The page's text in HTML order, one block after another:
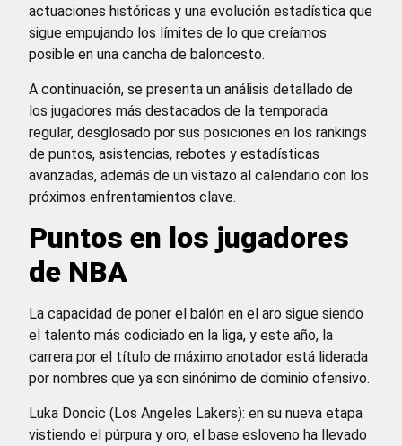
actuaciones históricas y una evolución estadística que
sigue empujando los límites de lo que creíamos
posible en una cancha de baloncesto.
A continuación, se presenta un análisis detallado de
los jugadores más destacados de la temporada
regular, desglosado por sus posiciones en los rankings
de puntos, asistencias, rebotes y estadísticas
avanzadas, además de un vistazo al calendario con los
próximos enfrentamientos clave.
Puntos en los jugadores
de NBA
La capacidad de poner el balón en el aro sigue siendo
el talento más codiciado en la liga, y este año, la
carrera por el título de máximo anotador está liderada
por nombres que ya son sinónimo de dominio ofensivo.
Luka Doncic (Los Angeles Lakers): en su nueva etapa
vistiendo el púrpura y oro, el base esloveno ha llevado